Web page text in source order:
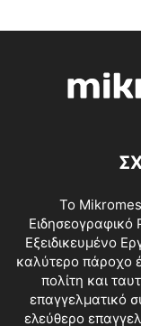
Το
Εξειδικευμένο
καλύτερο πάροχο
πολίτη και
επαγγελματικό
ελεύθερο